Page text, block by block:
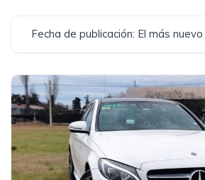
Fecha de publicación: El más nuevo